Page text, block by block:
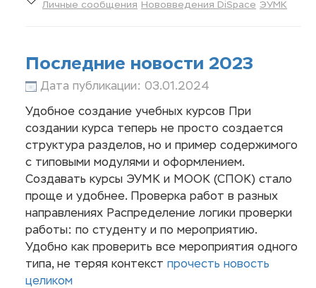
Личные сообщения
Нововведения DiSpace ЭУМК
Последние новости 2023
Дата публикации: 03.01.2024
Удобное создание учебных курсов При
создании курса теперь не просто создается
структура разделов, но и пример содержимого
с типовыми модулями и оформлением.
Создавать курсы ЭУМК и МООК (СПОК) стало
проще и удобнее. Проверка работ в разных
направлениях Распределение логики проверки
работы: по студенту и по мероприятию.
Удобно как проверить все мероприятия одного
типа, не теряя контекст прочесть новость
целиком